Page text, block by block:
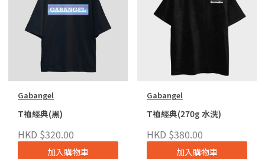
Gabangel
T裇經典(黑)
HKD $320.00
加入購物車
Gabangel
T裇經典(270g 水洗)
HKD $380.00
加入購物車